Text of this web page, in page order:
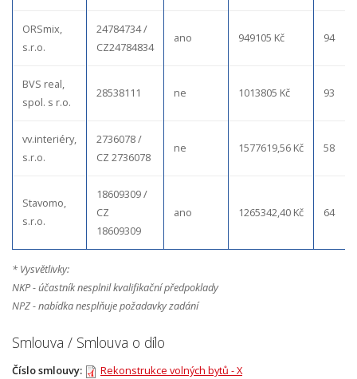
ORSmix,
s.r.o.
24784734 /
CZ24784834
ano 949105 Kč 94
BVS real,
spol. s r.o.
28538111 ne 1013805 Kč 93
vv.interiéry,
s.r.o.
2736078 /
CZ 2736078
ne 1577619,56 Kč 58
Stavomo,
s.r.o.
18609309 /
CZ
18609309
ano 1265342,40 Kč 64
* Vysvětlivky:
NKP - účastník nesplnil kvalifikační předpoklady
NPZ - nabídka nesplňuje požadavky zadání
Smlouva / Smlouva o dílo
Číslo smlouvy:
Rekonstrukce volných bytů - X